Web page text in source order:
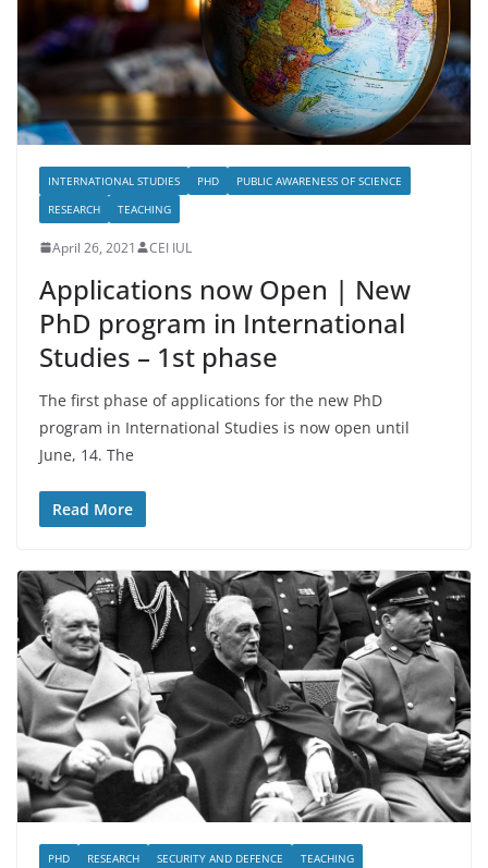
INTERNATIONAL STUDIES PHD
PUBLIC AWARENESS OF SCIENCE
RESEARCH
TEACHING
April 26, 2021 CEI IUL
Applications now Open | New
PhD program in International
Studies – 1st phase
The first phase of applications for the new PhD
program in International Studies is now open until
June, 14. The
Read More
PHD RESEARCH SECURITY AND DEFENCE TEACHING